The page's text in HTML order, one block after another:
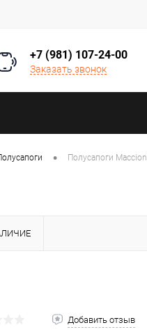
+7 (981) 107-24-00
Заказать звонок
• Полусапоги
Добавить отзыв